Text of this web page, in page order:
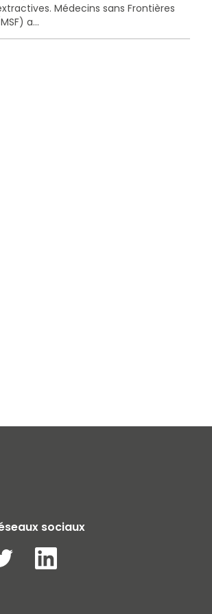
Médecins sans Frontières
a...
sociaux